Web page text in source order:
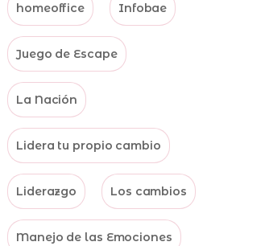
homeoffice Infobae
Juego de Escape
La Nación
Lidera tu propio cambio
Liderazgo Los cambios
Manejo de las Emociones